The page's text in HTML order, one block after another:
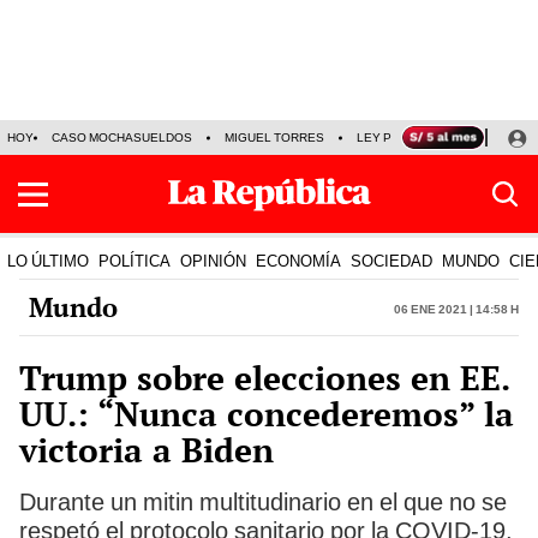
HOY CASO MOCHASUELDOS MIGUEL TORRES LEY PULPÍN PRECIO DEL
LO ÚLTIMO POLÍTICA OPINIÓN ECONOMÍA SOCIEDAD MUNDO
Mundo 06 Ene 2021 | 14:58 h
Trump sobre elecciones en EE.
UU.: “Nunca concederemos” la
victoria a Biden
Durante un mitin multitudinario en el que no se
respetó el protocolo sanitario por la COVID-19,